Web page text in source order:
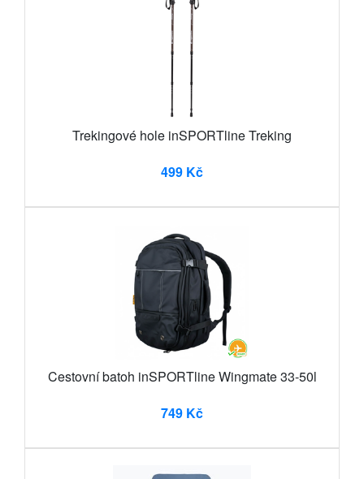
Trekingové hole inSPORTline Treking
499 Kč
Cestovní batoh inSPORTline Wingmate 33-50l
749 Kč